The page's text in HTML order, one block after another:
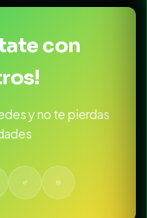
con
y no te pierdas